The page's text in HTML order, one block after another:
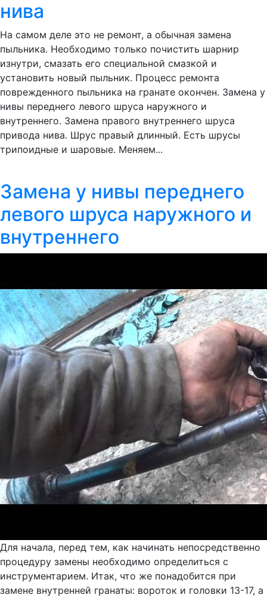
нива
На самом деле это не ремонт, а обычная замена
пыльника. Необходимо только почистить шарнир
изнутри, смазать его специальной смазкой и
установить новый пыльник. Процесс ремонта
поврежденного пыльника на гранате окончен. Замена у
нивы переднего левого шруса наружного и
внутреннего. Замена правого внутреннего шруса
привода нива. Шрус правый длинный. Есть шрусы
трипоидные и шаровые. Меняем...
Замена у нивы переднего
левого шруса наружного и
внутреннего
Для начала, перед тем, как начинать непосредственно
процедуру замены необходимо определиться с
инструментарием. Итак, что же понадобится при
замене внутренней гранаты: вороток и головки 13-17, а